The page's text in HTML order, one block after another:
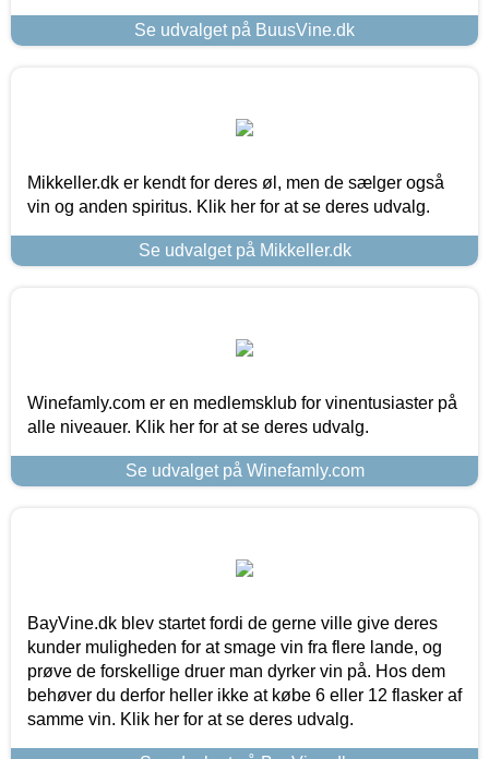
Se udvalget på BuusVine.dk
Mikkeller.dk er kendt for deres øl, men de sælger også
vin og anden spiritus. Klik her for at se deres udvalg.
Se udvalget på Mikkeller.dk
Winefamly.com er en medlemsklub for vinentusiaster på
alle niveauer. Klik her for at se deres udvalg.
Se udvalget på Winefamly.com
BayVine.dk blev startet fordi de gerne ville give deres
kunder muligheden for at smage vin fra flere lande, og
prøve de forskellige druer man dyrker vin på. Hos dem
behøver du derfor heller ikke at købe 6 eller 12 flasker af
samme vin. Klik her for at se deres udvalg.